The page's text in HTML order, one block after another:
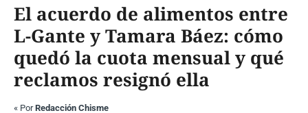
El acuerdo de alimentos entre
L-Gante y Tamara Báez: cómo
quedó la cuota mensual y qué
reclamos resignó ella
« PorRedacción Chisme